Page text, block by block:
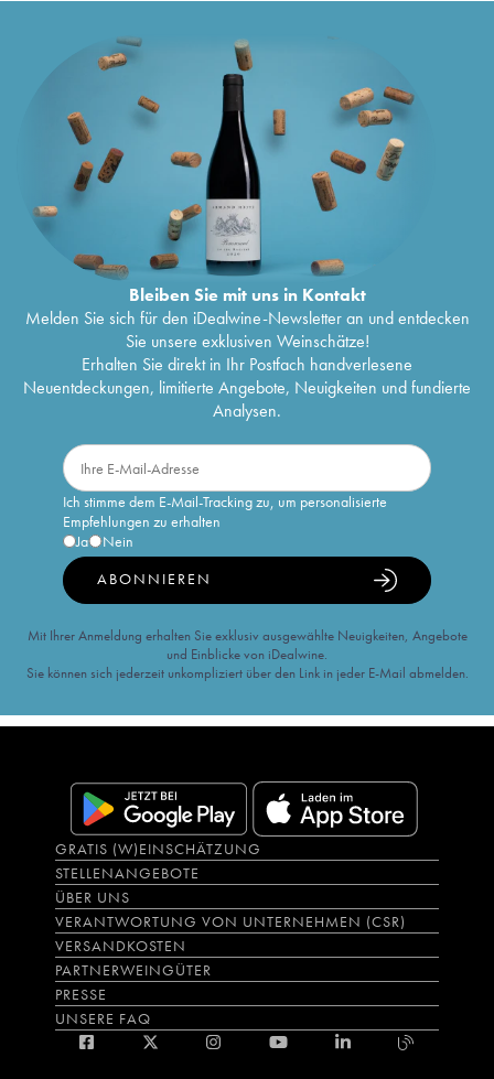
Bleiben Sie mit uns in Kontakt
Melden Sie sich für den iDealwine-Newsletter an und entdecken
Sie unsere exklusiven Weinschätze!
Erhalten Sie direkt in Ihr Postfach handverlesene
Neuentdeckungen, limitierte Angebote, Neuigkeiten und fundierte
Analysen.
Ich stimme dem E-Mail-Tracking zu, um personalisierte
Empfehlungen zu erhalten
Ja
Nein
ABONNIEREN
Mit Ihrer Anmeldung erhalten Sie exklusiv ausgewählte Neuigkeiten, Angebote
und Einblicke von iDealwine.
Sie können sich jederzeit unkompliziert über den Link in jeder E-Mail abmelden.
GRATIS (W)EINSCHÄTZUNG
STELLENANGEBOTE
ÜBER UNS
VERANTWORTUNG VON UNTERNEHMEN (CSR)
VERSANDKOSTEN
PARTNERWEINGÜTER
PRESSE
UNSERE FAQ